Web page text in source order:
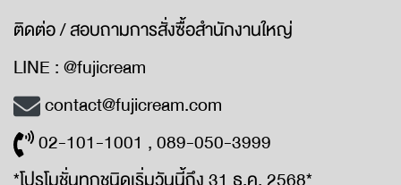
ติดต่อ / สอบถามการสั่งซื้อสำนักงานใหญ่
LINE : @fujicream
contact@fujicream.com
02-101-1001 , 089-050-3999